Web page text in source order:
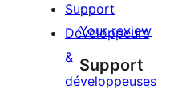
Your review
Support
Support
Développeurs
&
développeuses